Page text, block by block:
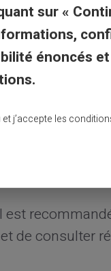
passent par
validation
de consulter
sur «
énoncés
et j’accepte les